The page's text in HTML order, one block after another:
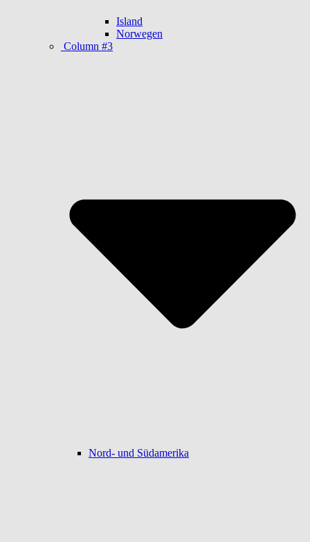
Island
Norwegen
Column #3
Nord- und Südamerika